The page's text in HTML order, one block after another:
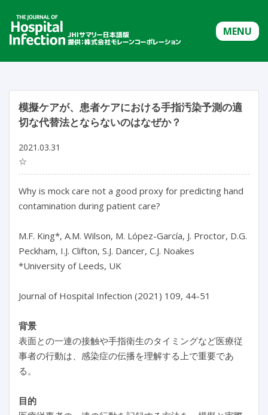
MENU
模擬ケアが、患者ケアにおける手指汚染予測の適
切な代替法とならないのはなぜか？
2021.03.31
☆
Why is mock care not a good proxy for predicting hand
contamination during patient care?
M.F. King*, A.M. Wilson, M. López-García, J. Proctor, D.G.
Peckham, I.J. Clifton, S.J. Dancer, C.J. Noakes
*University of Leeds, UK
Journal of Hospital Infection (2021) 109, 44-51
背景
表面との一連の接触や手指衛生のタイミングなど医療従
事者の行動は、感染症の伝播を理解する上で重要であ
る。
目的